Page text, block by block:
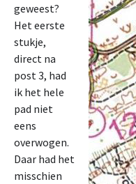
geweest?
Het eerste
stukje,
direct na
post 3, had
ik het hele
pad niet
eens
overwogen.
Daar had het
misschien